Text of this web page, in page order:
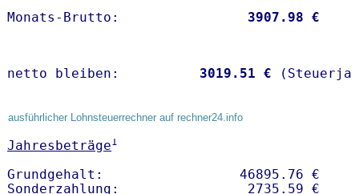
Monats-Brutto: 3907.98 €
netto bleiben: 3019.51 €
ausführlicher Lohnsteuerrechner auf rechner24.info
Jahresbeträge1
Grundgehalt:                 46895.76 €